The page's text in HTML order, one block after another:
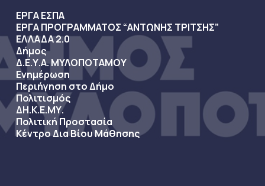
ΕΡΓΑ ΕΣΠΑ
ΕΡΓΑ ΠΡΟΓΡΑΜΜΑΤΟΣ “ΑΝΤΩΝΗΣ ΤΡΙΤΣΗΣ”
ΕΛΛΑΔΑ 2.0
Δήμος
Δ.Ε.Υ.Α. ΜΥΛΟΠΟΤΑΜΟΥ
Ενημέρωση
Περιήγηση στο Δήμο
Πολιτισμός
ΔΗ.Κ.Ε.ΜΥ.
Πολιτική Προστασία
Κέντρο Δια Βίου Μάθησης